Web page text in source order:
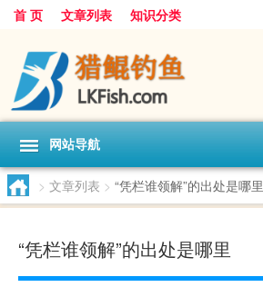
首 页 文章列表 知识分类
网站导航
> 文章列表 > “凭栏谁领解”的出处是哪里
“凭栏谁领解”的出处是哪里